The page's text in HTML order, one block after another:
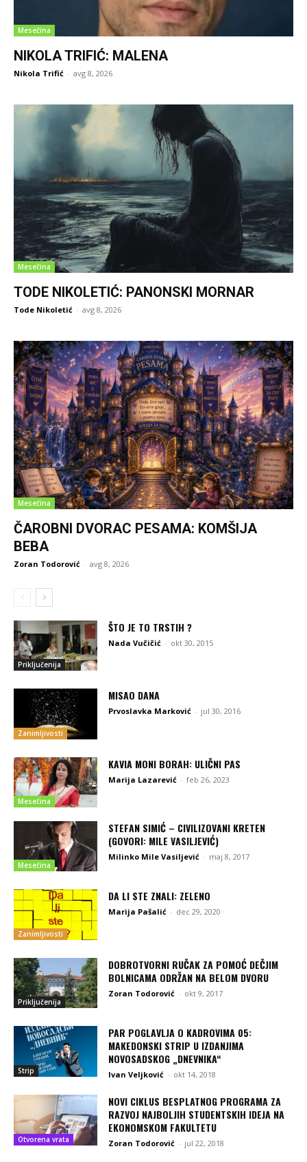
Mesečina
NIKOLA TRIFIĆ: MALENA
Nikola Trifić - avg 8, 2026
Mesečina
TODE NIKOLETIĆ: PANONSKI MORNAR
Tode Nikoletić - avg 8, 2026
Mesečina
ČAROBNI DVORAC PESAMA: KOMŠIJA
BEBA
Zoran Todorović - avg 8, 2026
Priključenija
ŠTO JE TO TRSTIH ?
Nada Vučičić - okt 30, 2015
Zanimljivosti
MISAO DANA
Prvoslavka Marković - jul 30, 2016
Mesečina
KAVIA MONI BORAH: ULIČNI PAS
Marija Lazarević - feb 26, 2023
Mesečina
STEFAN SIMIĆ – CIVILIZOVANI KRETEN
(GOVORI: MILE VASILJEVIĆ)
Milinko Mile Vasiljević - maj 8, 2017
Zanimljivosti
DA LI STE ZNALI: ZELENO
Marija Pašalić - dec 29, 2020
Priključenija
DOBROTVORNI RUČAK ZA POMOĆ DEČJIM
BOLNICAMA ODRŽAN NA BELOM DVORU
Zoran Todorović - okt 9, 2017
Strip
PAR POGLAVLJA O KADROVIMA 05:
MAKEDONSKI STRIP U IZDANJIMA
NOVOSADSKOG „DNEVNIKA“
Ivan Veljković - okt 14, 2018
Otvorena vrata
NOVI CIKLUS BESPLATNOG PROGRAMA ZA
RAZVOJ NAJBOLJIH STUDENTSKIH IDEJA NA
EKONOMSKOM FAKULTETU
Zoran Todorović - jul 22, 2018